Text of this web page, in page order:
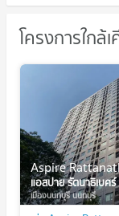
โครงการใกล้
แอสปาย รัตนาธิเบศร์
เมืองนนทบุรี นนทบุรี